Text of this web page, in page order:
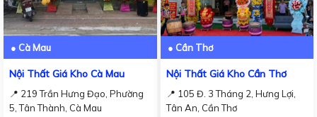
● Cà Mau
Nội Thất Giá Kho Cà Mau
📍 219 Trần Hưng Đạo, Phường
5, Tân Thành, Cà Mau
● Cần Thơ
Nội Thất Giá Kho Cần Thơ
📍 105 Đ. 3 Tháng 2, Hưng Lợi,
Tân An, Cần Thơ